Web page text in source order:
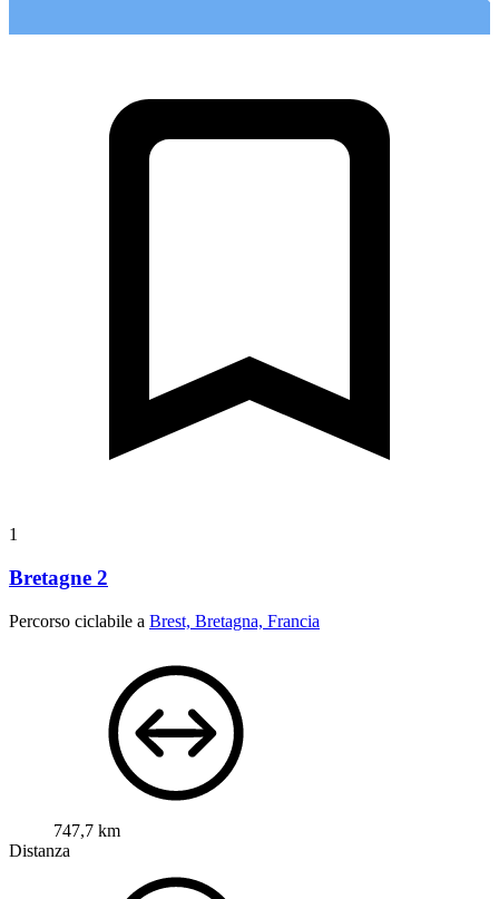
1
Bretagne 2
Percorso ciclabile a Brest, Bretagna, Francia
747,7 km
Distanza